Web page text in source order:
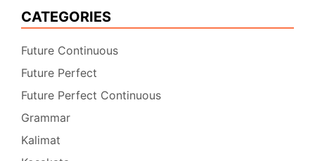
CATEGORIES
Future Continuous
Future Perfect
Future Perfect Continuous
Grammar
Kalimat